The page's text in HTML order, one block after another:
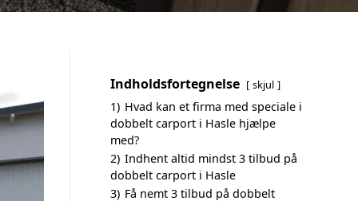
Indholdsfortegnelse skjul
1) Hvad kan et firma med speciale i
dobbelt carport i Hasle hjælpe
med?
2) Indhent altid mindst 3 tilbud på
dobbelt carport i Hasle
3) Få nemt 3 tilbud på dobbelt